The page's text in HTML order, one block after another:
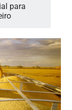
para